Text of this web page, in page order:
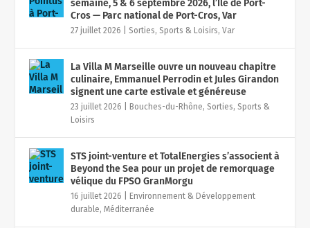
semaine, 5 & 6 septembre 2026, l’Île de Port-
Cros — Parc national de Port-Cros, Var
27 juillet 2026 |Sorties, Sports & Loisirs,Var
La Villa M Marseille ouvre un nouveau chapitre
culinaire, Emmanuel Perrodin et Jules Girandon
signent une carte estivale et généreuse
23 juillet 2026 Bouches-du-Rhône,Sorties, Sports &
Loisirs
STS joint-venture et TotalEnergies s’associent à
Beyond the Sea pour un projet de remorquage
vélique du FPSO GranMorgu
16 juillet 2026
Environnement & Développement
durable,Méditerranée